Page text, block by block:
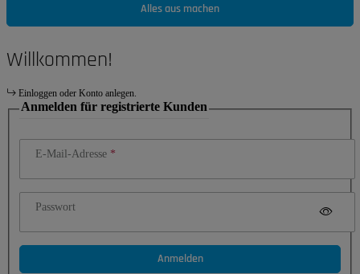
Alles aus machen
Willkommen!
Einloggen oder Konto anlegen.
Anmelden für registrierte Kunden
E-Mail-Adresse
Passwort
Anmelden